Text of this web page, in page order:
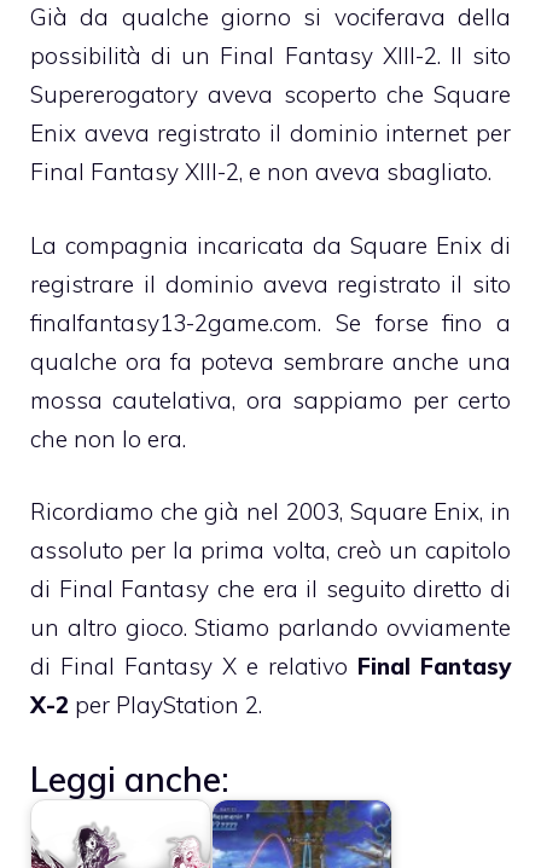
Già da qualche giorno si vociferava della
possibilità di un Final Fantasy XIII-2. Il sito
Supererogatory aveva scoperto che Square
Enix aveva registrato il dominio internet per
Final Fantasy XIII-2, e non aveva sbagliato.
La compagnia incaricata da Square Enix di
registrare il dominio aveva registrato il sito
finalfantasy13-2game.com. Se forse fino a
qualche ora fa poteva sembrare anche una
mossa cautelativa, ora sappiamo per certo
che non lo era.
Ricordiamo che già nel 2003, Square Enix, in
assoluto per la prima volta, creò un capitolo
di Final Fantasy che era il seguito diretto di
un altro gioco. Stiamo parlando ovviamente
di Final Fantasy X e relativo Final Fantasy
X-2 per PlayStation 2.
Leggi anche: